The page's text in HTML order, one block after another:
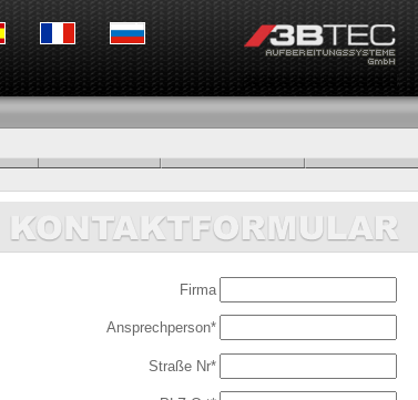
Firma
Ansprechperson*
Straße Nr*